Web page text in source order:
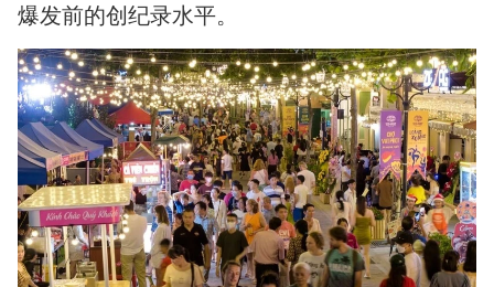
爆发前的创纪录水平。